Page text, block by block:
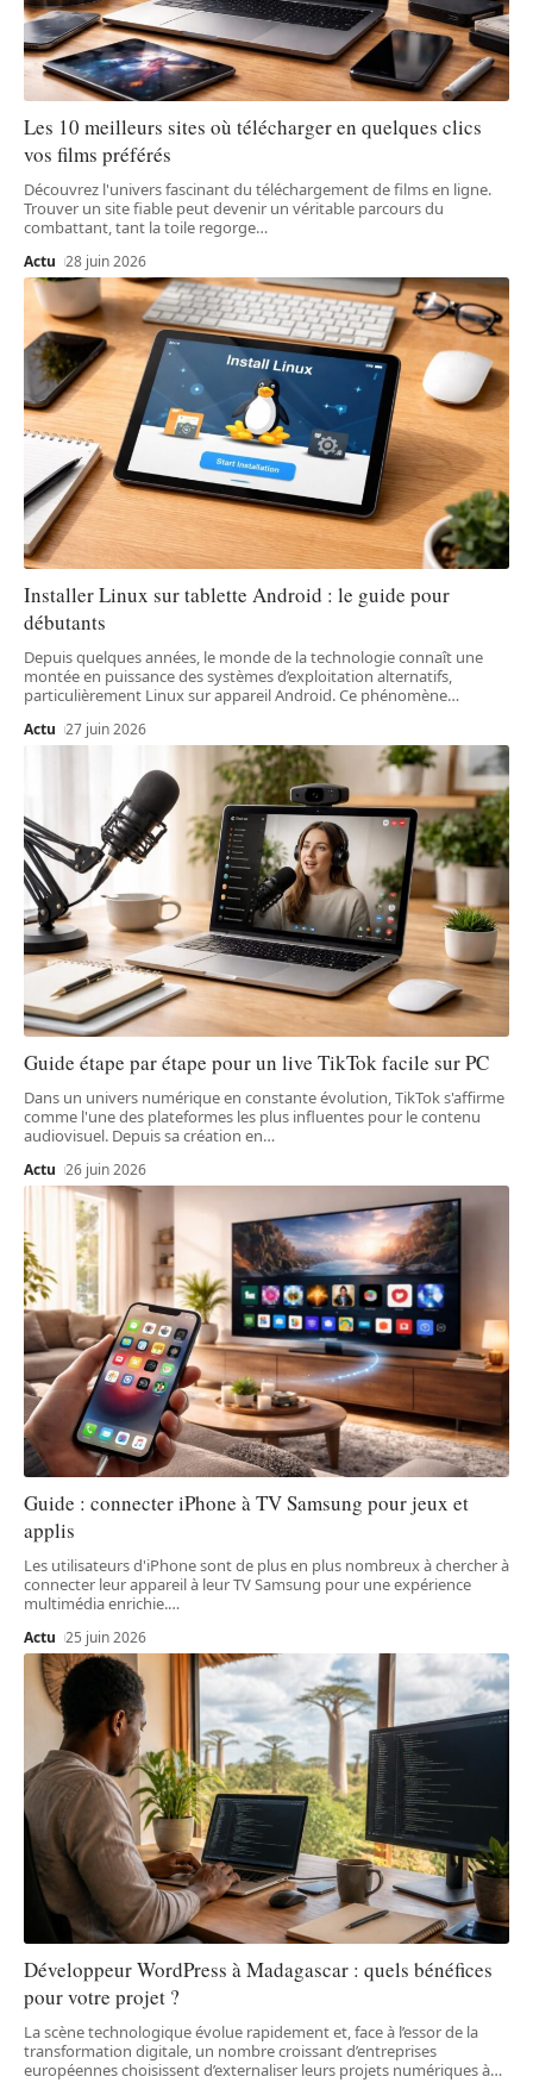
Les 10 meilleurs sites où télécharger en quelques clics
vos films préférés
Découvrez l'univers fascinant du téléchargement de films en ligne.
Trouver un site fiable peut devenir un véritable parcours du
combattant, tant la toile regorge…
Actu 28 juin 2026
Installer Linux sur tablette Android : le guide pour
débutants
Depuis quelques années, le monde de la technologie connaît une
montée en puissance des systèmes d’exploitation alternatifs,
particulièrement Linux sur appareil Android. Ce phénomène…
Actu 27 juin 2026
Guide étape par étape pour un live TikTok facile sur PC
Dans un univers numérique en constante évolution, TikTok s'affirme
comme l'une des plateformes les plus influentes pour le contenu
audiovisuel. Depuis sa création en…
Actu 26 juin 2026
Guide : connecter iPhone à TV Samsung pour jeux et
applis
Les utilisateurs d'iPhone sont de plus en plus nombreux à chercher à
connecter leur appareil à leur TV Samsung pour une expérience
multimédia enrichie.…
Actu 25 juin 2026
Développeur WordPress à Madagascar : quels bénéfices
pour votre projet ?
La scène technologique évolue rapidement et, face à l’essor de la
transformation digitale, un nombre croissant d’entreprises
européennes choisissent d’externaliser leurs projets numériques à…